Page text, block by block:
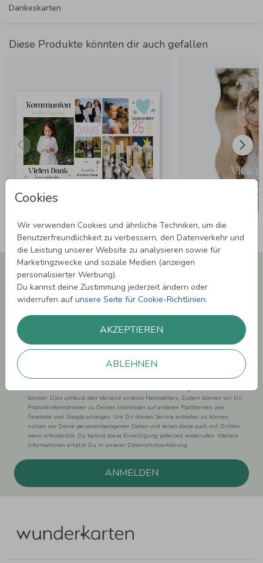
Cookies
Wir verwenden Cookies und ähnliche Techniken, um die
Benutzerfreundlichkeit zu verbessern, den Datenverkehr und
die Leistung unserer Website zu analysieren sowie für
Marketingzwecke und soziale Medien (anzeigen
personalisierter Werbung).
Du kannst deine Zustimmung jederzeit ändern oder
widerrufen aufunsere Seite für Cookie-Richtlinien.
AKZEPTIEREN
ABLEHNEN
Dankeskarten
Diese Produkte könnten dir auch gefallen
Newsletter abonnieren und 5,00 € Rabatt**
sichern!
Melde Dich zu unserem Newsletter an und bleibe auf dem
Einwilligung zur Datennutzung für Marketingzwecke: Hiermit willigst Du ein,
können. Dies umfasst den Versand unseres Newsletters. Zudem können wir Dir
Produktinformationen zu Deinen Interessen auf anderen Plattformen wie
Facebook und Google anzeigen. Um Dir diesen Service anbieten zu können,
nutzen wir Deine personenbezogenen Daten und teilen diese auch mit Dritten,
wenn erforderlich. Du kannst diese Einwilligung jederzeit widerrufen. Weitere
Informationen erhätst Du in unserer Datenschutzerklärung.
ANMELDEN